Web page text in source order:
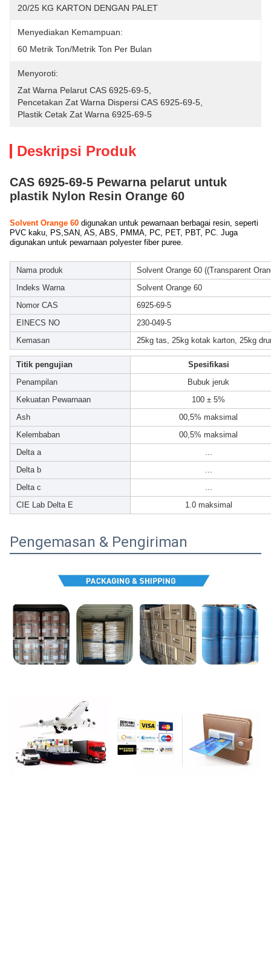
20/25 KG KARTON DENGAN PALET
Menyediakan Kemampuan:
60 Metrik Ton/Metrik Ton Per Bulan
Menyoroti:
Zat Warna Pelarut CAS 6925-69-5
Pencetakan Zat Warna Dispersi CAS 6925-69-5
Plastik Cetak Zat Warna 6925-69-5
Deskripsi Produk
CAS 6925-69-5 Pewarna pelarut untuk
plastik Nylon Resin Orange 60
Solvent Orange 60 digunakan untuk pewarnaan berbagai resin, seperti
PVC kaku, PS,SAN, AS, ABS, PMMA, PC, PET, PBT, PC. Juga
digunakan untuk pewarnaan polyester fiber puree.
Nama produk
Solvent Orange 60 ((Transparent
Indeks Warna
Solvent Orange 60
Nomor CAS
6925-69-5
EINECS NO
230-049-5
Kemasan
25kg tas, 25kg kotak karton, 25kg
Titik pengujian
Spesifikasi
Penampilan
Bubuk jeruk
Kekuatan Pewarnaan
100 ± 5%
Ash
00,5% maksimal
Kelembaban
00,5% maksimal
Delta a
Delta b
Delta c
CIE Lab Delta E 1.0 maksimal
Pengemasan & Pengiriman